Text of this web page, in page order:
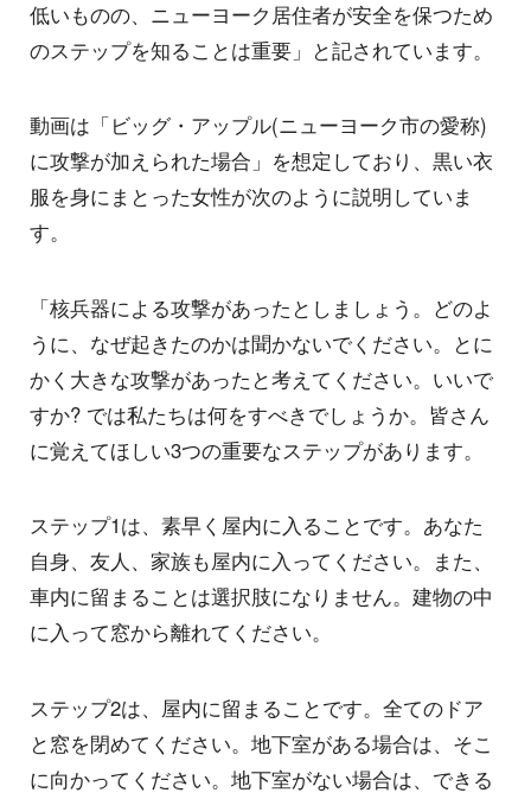
低いものの、ニューヨーク居住者が安全を保つため
のステップを知ることは重要」と記されています。
動画は「ビッグ・アップル(ニューヨーク市の愛称)
に攻撃が加えられた場合」を想定しており、黒い衣
服を身にまとった女性が次のように説明していま
す。
「核兵器による攻撃があったとしましょう。どのよ
うに、なぜ起きたのかは聞かないでください。とに
かく大きな攻撃があったと考えてください。いいで
すか? では私たちは何をすべきでしょうか。皆さん
に覚えてほしい3つの重要なステップがあります。
ステップ1は、素早く屋内に入ることです。あなた
自身、友人、家族も屋内に入ってください。また、
車内に留まることは選択肢になりません。建物の中
に入って窓から離れてください。
ステップ2は、屋内に留まることです。全てのドア
と窓を閉めてください。地下室がある場合は、そこ
に向かってください。地下室がない場合は、できる